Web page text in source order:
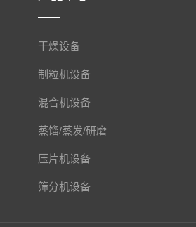
干燥设备
制粒机设备
混合机设备
蒸馏/蒸发/研磨
压片机设备
筛分机设备